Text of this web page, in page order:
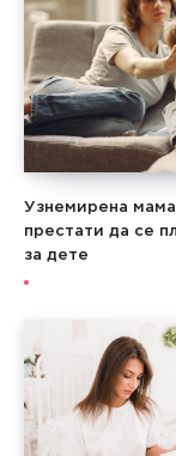
Узнемирена
престати да се
за дете